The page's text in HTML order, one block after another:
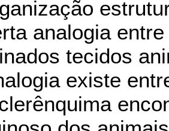
analogia
tecidos
existe